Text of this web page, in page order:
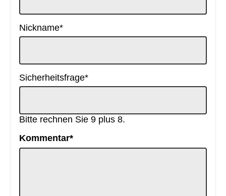
Pflichtfeld
Nickname*
Pflichtfeld
Sicherheitsfrage*
Bitte rechnen Sie 9 plus 8.
Pflichtfeld
Kommentar*